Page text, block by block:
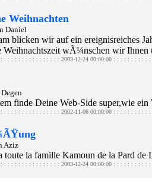
Weihnachten
Daniel
blicken wir auf ein ereignisreiches
wÃ¼nschen wir Ihnen
: : : : : : : : : : : : : : : : 2003-12-24 00:00:00 : : : : : : : : : : :
finde Deine Web-Side super,wie
: : : : : : : : : : : : : : : : 2002-11-06 00:00:00 : : : : : : : : : : :
Aziz
toute la famille Kamoun de la Pard de
: : : : : : : : : : : : : : : : 2003-12-24 00:00:00 : : : : : : : : : : :